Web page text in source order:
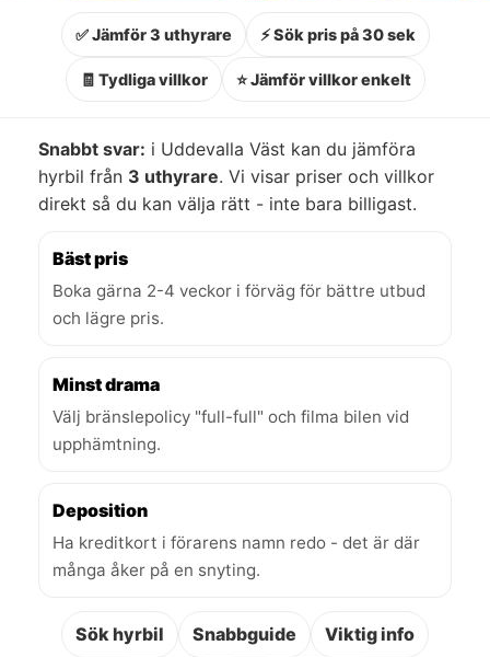
✅ Jämför 3 uthyrare ⚡ Sök pris på 30 sek
🧾 Tydliga villkor ⭐ Jämför villkor enkelt
Snabbt svar: i Uddevalla Väst kan du jämföra
hyrbil från 3 uthyrare. Vi visar priser och villkor
direkt så du kan välja rätt - inte bara billigast.
Bäst pris
Boka gärna 2-4 veckor i förväg för bättre utbud
och lägre pris.
Minst drama
Välj bränslepolicy "full-full" och filma bilen vid
upphämtning.
Deposition
Ha kreditkort i förarens namn redo - det är där
många åker på en snyting.
Sök hyrbil Snabbguide Viktig info